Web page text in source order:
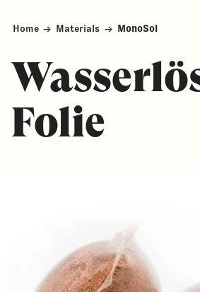
Home → Materials → MonoSol
Folie